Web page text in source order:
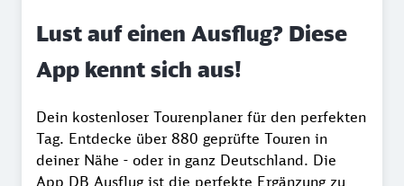
Lust auf einen Ausflug? Diese
App kennt sich aus!
Dein kostenloser Tourenplaner für den perfekten
Tag. Entdecke über 880 geprüfte Touren in
deiner Nähe - oder in ganz Deutschland. Die
App DB Ausflug ist die perfekte Ergänzung zu